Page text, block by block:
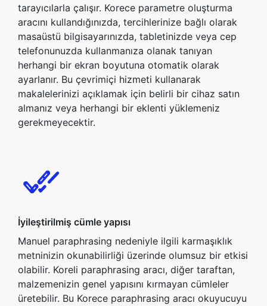
tarayıcılarla çalışır. Korece parametre oluşturma
aracını kullandığınızda, tercihlerinize bağlı olarak
masaüstü bilgisayarınızda, tabletinizde veya cep
telefonunuzda kullanmanıza olanak tanıyan
herhangi bir ekran boyutuna otomatik olarak
ayarlanır. Bu çevrimiçi hizmeti kullanarak
makalelerinizi açıklamak için belirli bir cihaz satın
almanız veya herhangi bir eklenti yüklemeniz
gerekmeyecektir.
İyileştirilmiş cümle yapısı
Manuel paraphrasing nedeniyle ilgili karmaşıklık
metninizin okunabilirliği üzerinde olumsuz bir etkisi
olabilir. Koreli paraphrasing aracı, diğer taraftan,
malzemenizin genel yapısını kırmayan cümleler
üretebilir. Bu Korece paraphrasing aracı okuyucuyu